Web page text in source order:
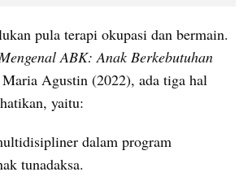
pula terapi okupasi dan bermain.
ABK: Anak Berkebutuhan
Maria Agustin (2022), ada tiga hal
yaitu:
dalam program
tunadaksa.